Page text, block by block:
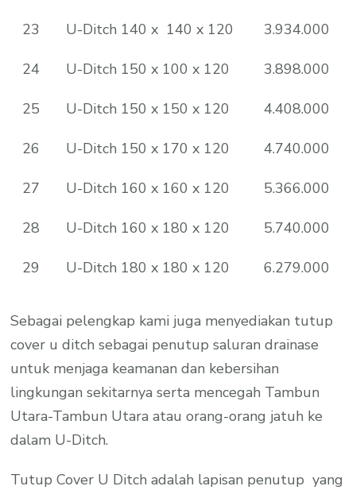
23 U-Ditch 140 x 140 x 120 3.934.000
24 U-Ditch 150 x 100 x 120 3.898.000
25 U-Ditch 150 x 150 x 120 4.408.000
26 U-Ditch 150 x 170 x 120 4.740.000
27 U-Ditch 160 x 160 x 120 5.366.000
28 U-Ditch 160 x 180 x 120 5.740.000
29 U-Ditch 180 x 180 x 120 6.279.000
Sebagai pelengkap kami juga menyediakan tutup
cover u ditch sebagai penutup saluran drainase
untuk menjaga keamanan dan kebersihan
lingkungan sekitarnya serta mencegah Tambun
Utara-Tambun Utara atau orang-orang jatuh ke
dalam U-Ditch.
Tutup Cover U Ditch adalah lapisan penutup yang